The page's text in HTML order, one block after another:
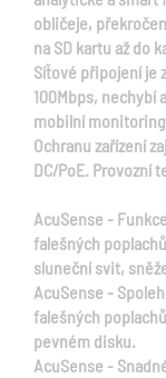
obličeje,
na SD kartu až do
Síťové připojení je
100Mbps, nechybí
mobilní
Ochranu zařízení
DC/PoE. Provozní
AcuSense -
falešných
sluneční svit,
AcuSense -
falešných
pevném disku.
AcuSense -